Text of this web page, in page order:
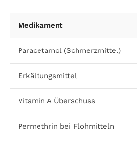
Medikament
Paracetamol (Schmerzmittel)
Erkältungsmittel
Vitamin A Überschuss
Permethrin bei Flohmitteln